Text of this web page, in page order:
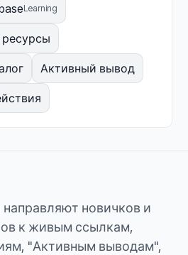
Learning
Активный вывод
новичков и
к живым ссылкам,
"Активным выводам",